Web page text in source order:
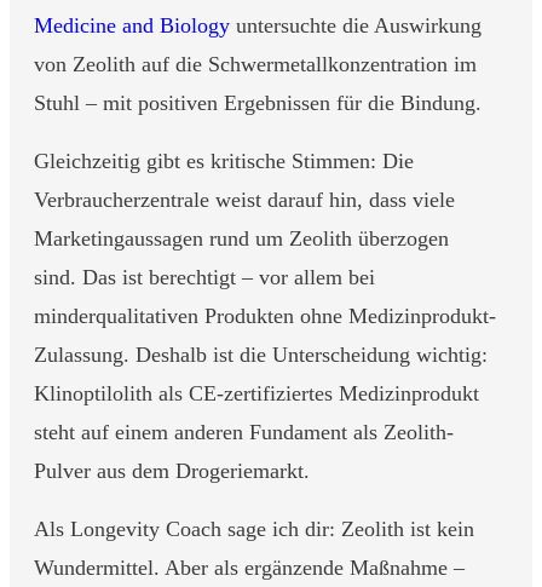
Medicine and Biology untersuchte die Auswirkung
von Zeolith auf die Schwermetallkonzentration im
Stuhl – mit positiven Ergebnissen für die Bindung.
Gleichzeitig gibt es kritische Stimmen: Die
Verbraucherzentrale weist darauf hin, dass viele
Marketingaussagen rund um Zeolith überzogen
sind. Das ist berechtigt – vor allem bei
minderqualitativen Produkten ohne Medizinprodukt-
Zulassung. Deshalb ist die Unterscheidung wichtig:
Klinoptilolith als CE-zertifiziertes Medizinprodukt
steht auf einem anderen Fundament als Zeolith-
Pulver aus dem Drogeriemarkt.
Als Longevity Coach sage ich dir: Zeolith ist kein
Wundermittel. Aber als ergänzende Maßnahme –